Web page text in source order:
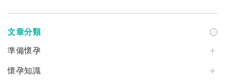
文章分類
準備懷孕
懷孕知識